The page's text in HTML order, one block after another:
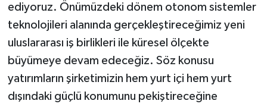
ediyoruz. Önümüzdeki dönem otonom sistemler
teknolojileri alanında gerçekleştireceğimiz yeni
uluslararası iş birlikleri ile küresel ölçekte
büyümeye devam edeceğiz. Söz konusu
yatırımların şirketimizin hem yurt içi hem yurt
dışındaki güçlü konumunu pekiştireceğine